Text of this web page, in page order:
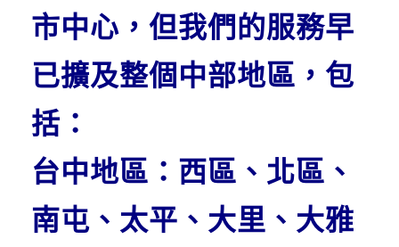
市中心，但我們的服務早
已擴及整個中部地區，包
括：
台中地區：西區、北區、
南屯、太平、大里、大雅